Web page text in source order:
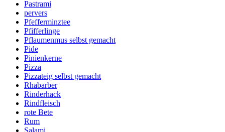
Pastrami
pervers
Pfefferminztee
Pfifferlinge
Pflaumenmus selbst gemacht
Pide
Pinienkerne
Pizza
Pizzateig selbst gemacht
Rhabarber
Rinderhack
Rindfleisch
rote Bete
Rum
Salami